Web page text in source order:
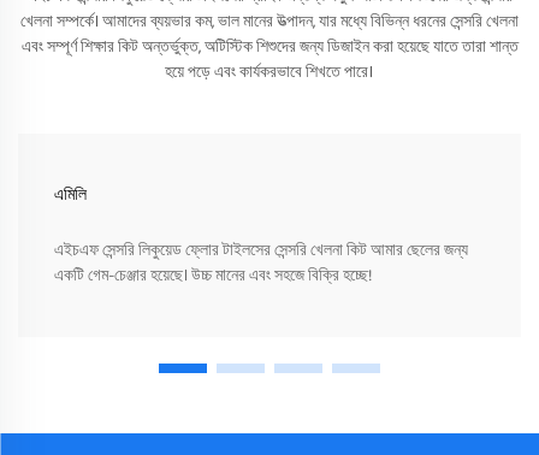
খেলনা সম্পর্কে। আমাদের ব্যয়ভার কম, ভাল মানের উত্পাদন, যার মধ্যে বিভিন্ন ধরনের সেন্সরি খেলনা
এবং সম্পূর্ণ শিক্ষার কিট অন্তর্ভুক্ত, অটিস্টিক শিশুদের জন্য ডিজাইন করা হয়েছে যাতে তারা শান্ত
হয়ে পড়ে এবং কার্যকরভাবে শিখতে পারে।
এমিলি
এইচএফ সেন্সরি লিকুয়েড ফ্লোর টাইলসের সেন্সরি খেলনা কিট আমার ছেলের জন্য
একটি গেম-চেঞ্জার হয়েছে। উচ্চ মানের এবং সহজে বিক্রি হচ্ছে!